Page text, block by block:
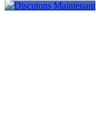
Discutons Maintenant